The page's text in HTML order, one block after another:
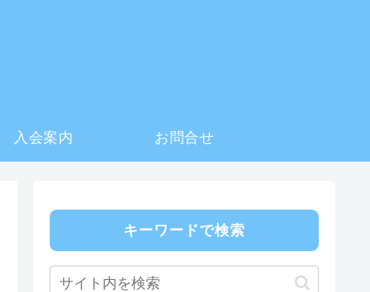
入会案内 お問合せ
キーワードで検索